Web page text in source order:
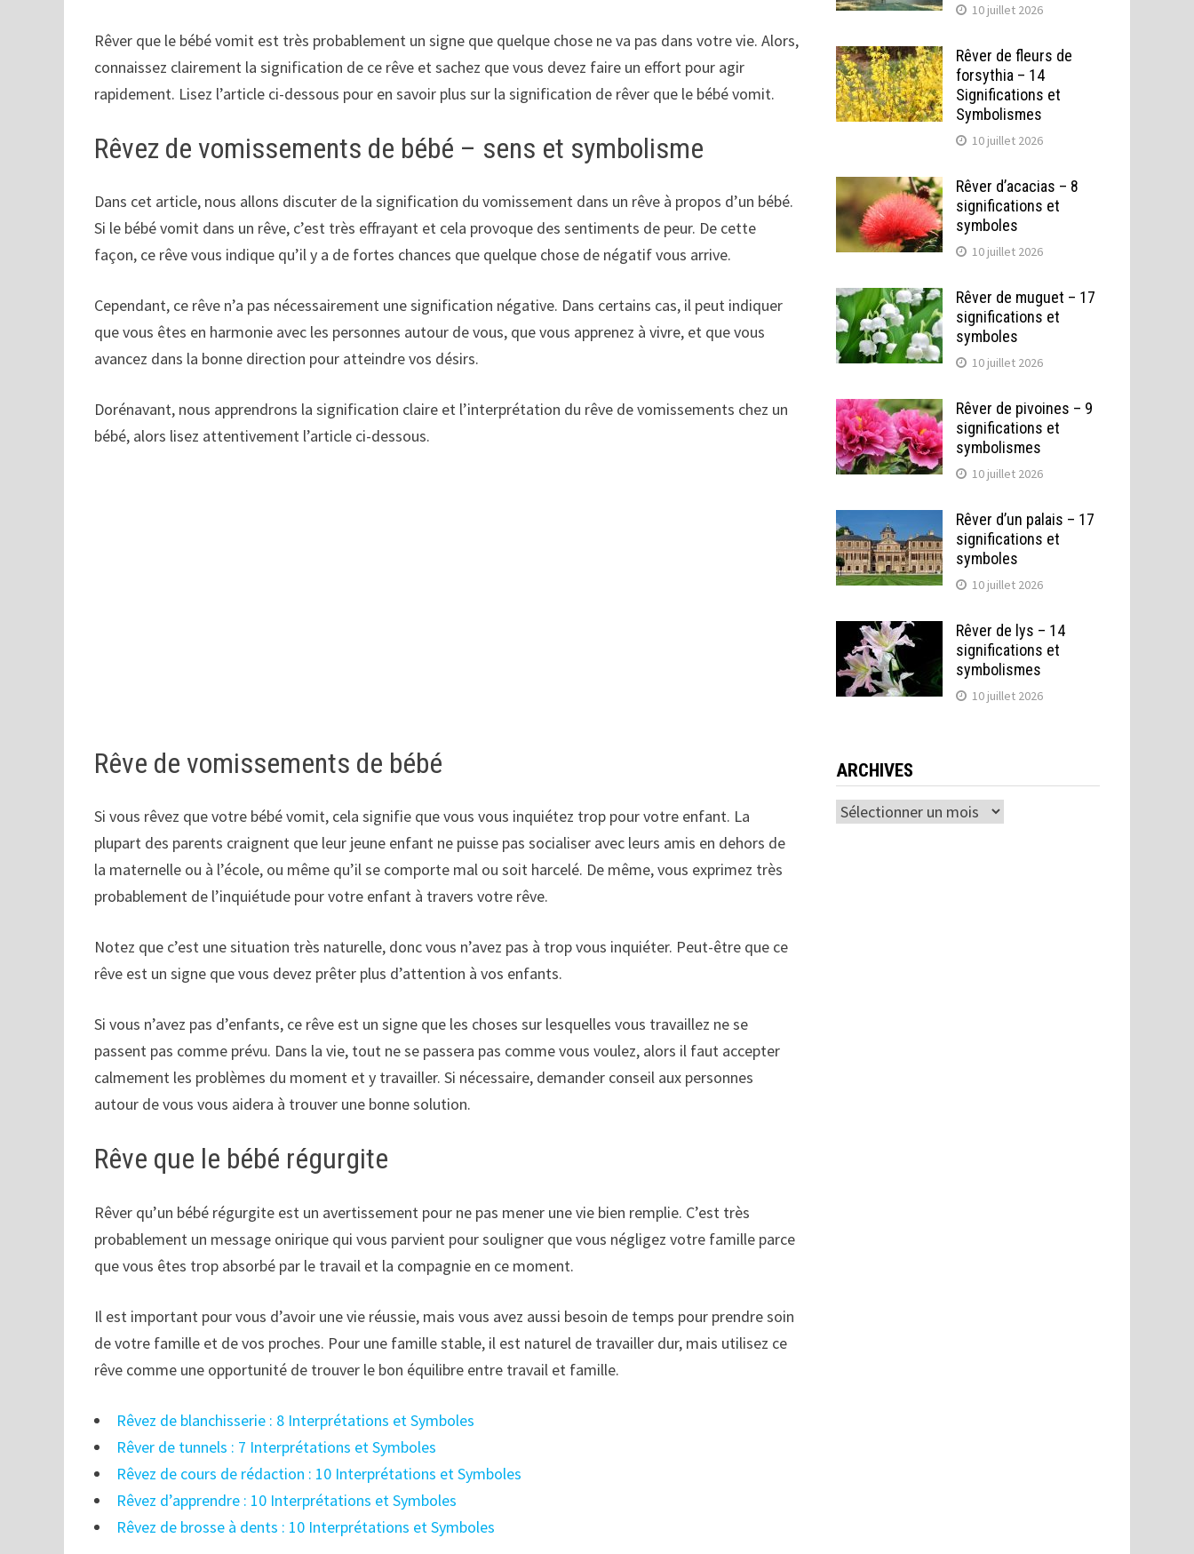
Rêver que le bébé vomit est très probablement un signe que quelque chose ne va pas dans votre vie. Alors,
connaissez clairement la signification de ce rêve et sachez que vous devez faire un effort pour agir
rapidement. Lisez l’article ci-dessous pour en savoir plus sur la signification de rêver que le bébé vomit.
Rêvez de vomissements de bébé – sens et symbolisme
Dans cet article, nous allons discuter de la signification du vomissement dans un rêve à propos d’un bébé.
Si le bébé vomit dans un rêve, c’est très effrayant et cela provoque des sentiments de peur. De cette
façon, ce rêve vous indique qu’il y a de fortes chances que quelque chose de négatif vous arrive.
Cependant, ce rêve n’a pas nécessairement une signification négative. Dans certains cas, il peut indiquer
que vous êtes en harmonie avec les personnes autour de vous, que vous apprenez à vivre, et que vous
avancez dans la bonne direction pour atteindre vos désirs.
Dorénavant, nous apprendrons la signification claire et l’interprétation du rêve de vomissements chez un
bébé, alors lisez attentivement l’article ci-dessous.
Rêve de vomissements de bébé
Si vous rêvez que votre bébé vomit, cela signifie que vous vous inquiétez trop pour votre enfant. La
plupart des parents craignent que leur jeune enfant ne puisse pas socialiser avec leurs amis en dehors de
la maternelle ou à l’école, ou même qu’il se comporte mal ou soit harcelé. De même, vous exprimez très
probablement de l’inquiétude pour votre enfant à travers votre rêve.
Notez que c’est une situation très naturelle, donc vous n’avez pas à trop vous inquiéter. Peut-être que ce
rêve est un signe que vous devez prêter plus d’attention à vos enfants.
Si vous n’avez pas d’enfants, ce rêve est un signe que les choses sur lesquelles vous travaillez ne se
passent pas comme prévu. Dans la vie, tout ne se passera pas comme vous voulez, alors il faut accepter
calmement les problèmes du moment et y travailler. Si nécessaire, demander conseil aux personnes
autour de vous vous aidera à trouver une bonne solution.
Rêve que le bébé régurgite
Rêver qu’un bébé régurgite est un avertissement pour ne pas mener une vie bien remplie. C’est très
probablement un message onirique qui vous parvient pour souligner que vous négligez votre famille parce
que vous êtes trop absorbé par le travail et la compagnie en ce moment.
Il est important pour vous d’avoir une vie réussie, mais vous avez aussi besoin de temps pour prendre soin
de votre famille et de vos proches. Pour une famille stable, il est naturel de travailler dur, mais utilisez ce
rêve comme une opportunité de trouver le bon équilibre entre travail et famille.
Rêvez de blanchisserie : 8 Interprétations et Symboles
Rêver de tunnels : 7 Interprétations et Symboles
Rêvez de cours de rédaction : 10 Interprétations et Symboles
Rêvez d’apprendre : 10 Interprétations et Symboles
Rêvez de brosse à dents : 10 Interprétations et Symboles
10 juillet 2026
Rêver de fleurs de
forsythia – 14
Significations et
Symbolismes
10 juillet 2026
Rêver d’acacias – 8
significations et
symboles
10 juillet 2026
Rêver de muguet – 17
significations et
symboles
10 juillet 2026
Rêver de pivoines – 9
significations et
symbolismes
10 juillet 2026
Rêver d’un palais – 17
significations et
symboles
10 juillet 2026
Rêver de lys – 14
significations et
symbolismes
10 juillet 2026
ARCHIVES
Archives